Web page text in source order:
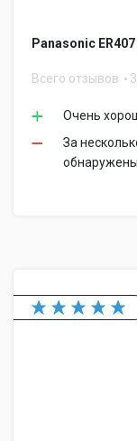
Panasonic ER407
Всего отзывов 3
Очень
За
обнаружены